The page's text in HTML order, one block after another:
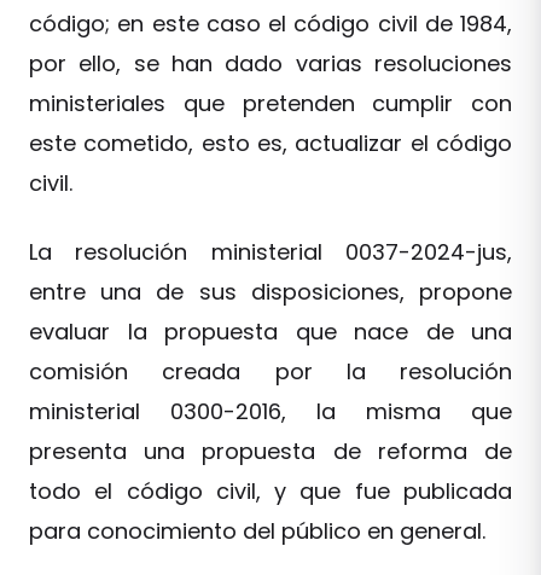
código; en este caso el código civil de 1984,
por ello, se han dado varias resoluciones
ministeriales que pretenden cumplir con
este cometido, esto es, actualizar el código
civil.
La resolución ministerial 0037-2024-jus,
entre una de sus disposiciones, propone
evaluar la propuesta que nace de una
comisión creada por la resolución
ministerial 0300-2016, la misma que
presenta una propuesta de reforma de
todo el código civil, y que fue publicada
para conocimiento del público en general.